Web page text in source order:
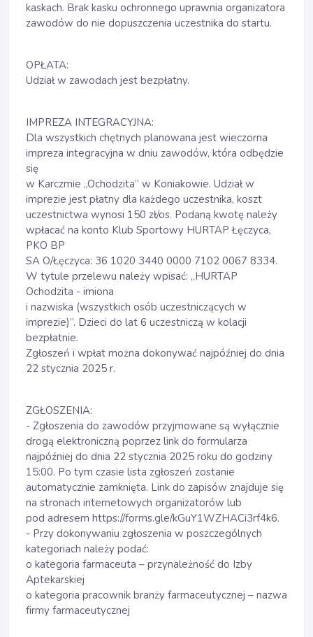
kaskach. Brak kasku ochronnego uprawnia organizatora
zawodów do nie dopuszczenia uczestnika do startu.
OPŁATA:
Udział w zawodach jest bezpłatny.
IMPREZA INTEGRACYJNA:
Dla wszystkich chętnych planowana jest wieczorna
impreza integracyjna w dniu zawodów, która odbędzie
się
w Karczmie „Ochodzita” w Koniakowie. Udział w
imprezie jest płatny dla każdego uczestnika, koszt
uczestnictwa wynosi 150 zł/os. Podaną kwotę należy
wpłacać na konto Klub Sportowy HURTAP Łęczyca,
PKO BP
SA O/Łęczyca: 36 1020 3440 0000 7102 0067 8334.
W tytule przelewu należy wpisać: „HURTAP
Ochodzita - imiona
i nazwiska (wszystkich osób uczestniczących w
imprezie)”. Dzieci do lat 6 uczestniczą w kolacji
bezpłatnie.
Zgłoszeń i wpłat można dokonywać najpóźniej do dnia
22 stycznia 2025 r.
ZGŁOSZENIA:
- Zgłoszenia do zawodów przyjmowane są wyłącznie
drogą elektroniczną poprzez link do formularza
najpóźniej do dnia 22 stycznia 2025 roku do godziny
15:00. Po tym czasie lista zgłoszeń zostanie
automatycznie zamknięta. Link do zapisów znajduje się
na stronach internetowych organizatorów lub
pod adresem https://forms.gle/kGuY1WZHACi3rf4k6.
- Przy dokonywaniu zgłoszenia w poszczególnych
kategoriach należy podać:
o kategoria farmaceuta – przynależność do Izby
Aptekarskiej
o kategoria pracownik branży farmaceutycznej – nazwa
firmy farmaceutycznej